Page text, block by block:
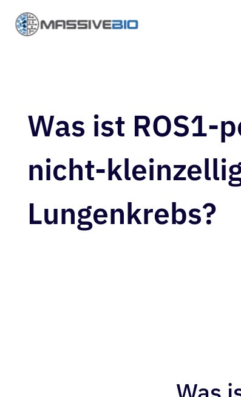
Was ist ROS1-
nicht-
Lungenkrebs?